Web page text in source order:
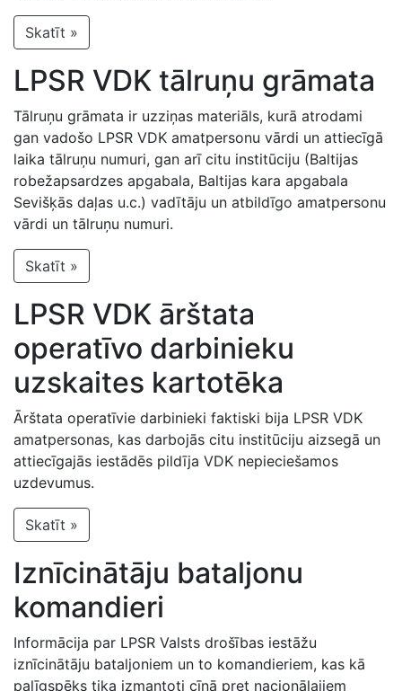
Skatīt »
LPSR VDK tālruņu grāmata
Tālruņu grāmata ir uzziņas materiāls, kurā atrodami
gan vadošo LPSR VDK amatpersonu vārdi un attiecīgā
laika tālruņu numuri, gan arī citu institūciju (Baltijas
robežapsardzes apgabala, Baltijas kara apgabala
Sevišķās daļas u.c.) vadītāju un atbildīgo amatpersonu
vārdi un tālruņu numuri.
Skatīt »
LPSR VDK ārštata
operatīvo darbinieku
uzskaites kartotēka
Ārštata operatīvie darbinieki faktiski bija LPSR VDK
amatpersonas, kas darbojās citu institūciju aizsegā un
attiecīgajās iestādēs pildīja VDK nepieciešamos
uzdevumus.
Skatīt »
Iznīcinātāju bataljonu
komandieri
Informācija par LPSR Valsts drošības iestāžu
iznīcinātāju bataljoniem un to komandieriem, kas kā
palīgspēks tika izmantoti cīņā pret nacionālajiem